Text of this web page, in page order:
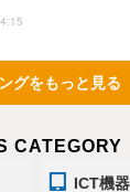
グをもっと見る
CATEGORY
ICT機器